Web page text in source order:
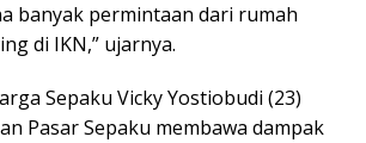
banyak permintaan dari rumah
di IKN,” ujarnya.
Sepaku Vicky Yostiobudi (23)
Pasar Sepaku membawa dampak